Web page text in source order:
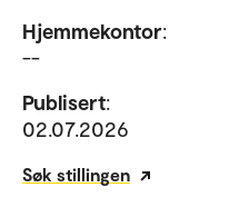
Hjemmekontor:
--
Publisert:
02.07.2026
Søk stillingen